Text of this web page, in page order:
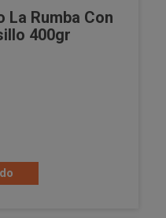
La Rumba Con
400gr